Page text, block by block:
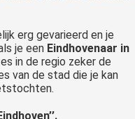
erg gevarieerd en je
je een Eindhovenaar in
in de regio zeker de
van de stad die je kan